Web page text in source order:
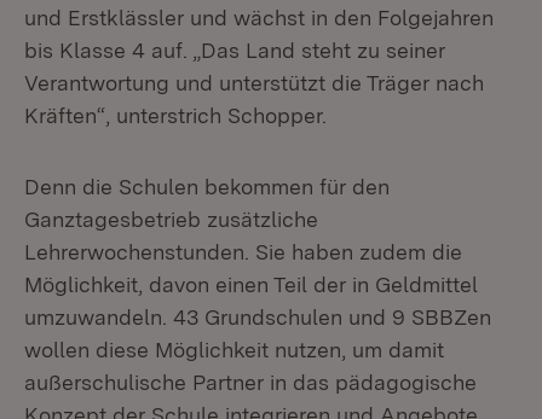
und Erstklässler und wächst in den Folgejahren
bis Klasse 4 auf. „Das Land steht zu seiner
Verantwortung und unterstützt die Träger nach
Kräften“, unterstrich Schopper.
Denn die Schulen bekommen für den
Ganztagesbetrieb zusätzliche
Lehrerwochenstunden. Sie haben zudem die
Möglichkeit, davon einen Teil der in Geldmittel
umzuwandeln. 43 Grundschulen und 9 SBBZen
wollen diese Möglichkeit nutzen, um damit
außerschulische Partner in das pädagogische